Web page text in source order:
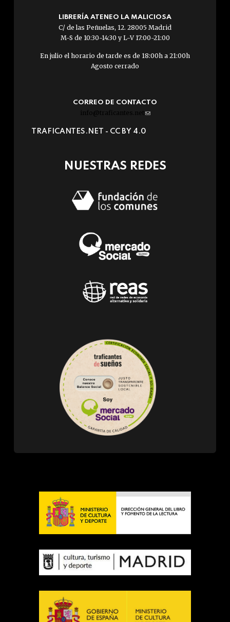
LIBRERÍA ATENEO LA MALICIOSA
C/ de las Peñuelas, 12. 28005 Madrid
M-S de 10:30-14:30 y L-V 17:00-21:00
En julio el horario de tarde es de 18:00h a 21:00h
Agosto cerrado
CORREO DE CONTACTO
info@traficantes.net (link
e-
TRAFICANTES.NET - CC BY 4.0
NUESTRAS REDES